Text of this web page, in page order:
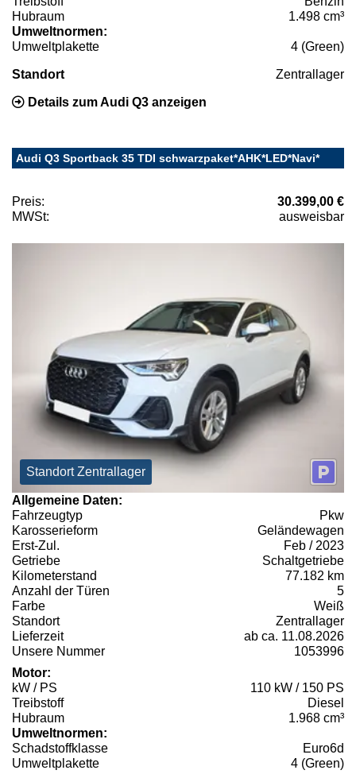
Hubraum
1.498 cm³
Umweltnormen:
Umweltplakette
4 (Green)
Standort Zentrallager
Details zum Audi Q3 anzeigen
Audi Q3 Sportback 35 TDI schwarzpaket*AHK*LED*Navi*
Preis:
30.399,00 €
MWSt:
ausweisbar
Standort Zentrallager
Allgemeine Daten:
Fahrzeugtyp
Pkw
Karosserieform
Geländewagen
Erst-Zul.
Feb / 2023
Getriebe
Schaltgetriebe
Kilometerstand
77.182 km
Anzahl der Türen
5
Farbe
Weiß
Standort
Zentrallager
Lieferzeit
ab ca. 11.08.2026
Unsere Nummer
1053996
Motor:
kW / PS
110 kW / 150 PS
Treibstoff
Diesel
Hubraum
1.968 cm³
Umweltnormen:
Schadstoffklasse
Euro6d
Umweltplakette
4 (Green)